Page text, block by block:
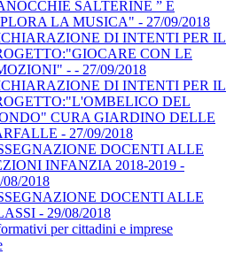
SALTERINE ” E
LA MUSICA" - 27/09/2018
DI INTENTI PER IL
CON LE
- - 27/09/2018
DI INTENTI PER IL
DEL
CURA GIARDINO DELLE
- 27/09/2018
DOCENTI ALLE
INFANZIA 2018-2019 -
08/2018
DOCENTI ALLE
- 29/08/2018
per cittadini e imprese